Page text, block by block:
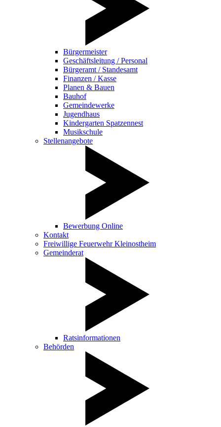
Bürgermeister
Geschäftsleitung / Personal
Bürgeramt / Standesamt
Finanzen / Kasse
Planen & Bauen
Bauhof
Gemeindewerke
Jugendhaus
Kindergarten Spatzennest
Musikschule
Stellenangebote
Bewerbung Online
Kontakt
Freiwillige Feuerwehr Kleinostheim
Gemeinderat
Ratsinformationen
Behörden